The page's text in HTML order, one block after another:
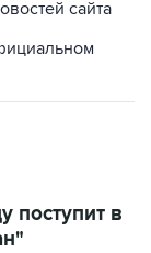
сайта
поступит в